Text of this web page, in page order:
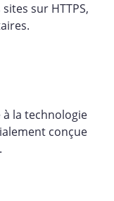
sur HTTPS,
à la technologie
conçue